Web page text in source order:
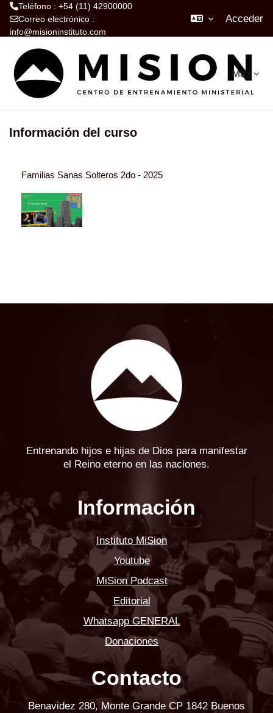
Teléfono : +54 (11) 42900000
Correo electrónico :
info@misioninstituto.com
Acceder
Más
Información del curso
Familias Sanas Solteros 2do - 2025
Entrenando hijos e hijas de Dios para manifestar
el Reino eterno en las naciones.
Información
Instituto MiSion
Youtube
MiSion Podcast
Editorial
Whatsapp GENERAL
Donaciones
Contacto
Benavidez 280, Monte Grande CP 1842 Buenos